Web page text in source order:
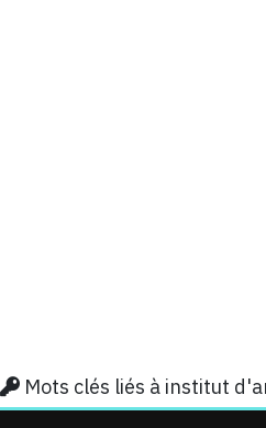
Mots clés liés à institut